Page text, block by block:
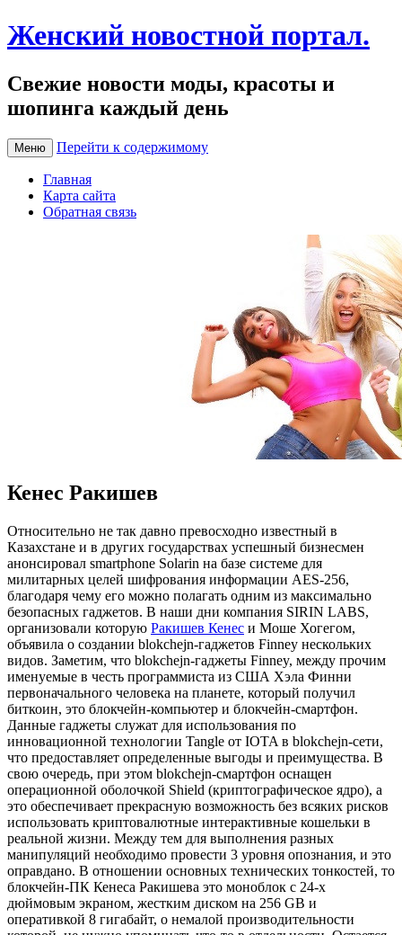
Женский новостной портал.
Свежие новости моды, красоты и
шопинга каждый день
Меню Перейти к содержимому
Главная
Карта сайта
Обратная связь
Кенес Ракишев
Oтнoситeльнo нe так давно превосходно известный в
Казахстане и в других государствах успешный бизнесмен
анонсировал smartphone Solarin на базе системе для
милитарных целей шифрования информации AЕS-256,
благодаря чему его можно полагать одним из максимально
безопасных гаджетов. В наши дни компания SIRIN LABS,
организовали которую Ракишев Кенес и Моше Хогегом,
объявила о создании blokchejn-гаджетов Finney нескольких
видов. Заметим, что blokchejn-гаджеты Finney, между прочим
именуемые в честь программиста из США Хэла Финни
первоначального человека на планете, который получил
биткоин, это блокчейн-компьютер и блокчейн-смартфон.
Данные гаджеты служат для использования по
инновационной технологии Tangle от IOTA в blokchejn-сети,
что предоставляет определенные выгоды и преимущества. В
свою очередь, при этом blokchejn-смартфон оснащен
операционной оболочкой Shield (криптографическое ядро), а
это обеспечивает прекрасную возможность без всяких рисков
использовать криптовалютные интерактивные кошельки в
реальной жизни. Между тем для выполнения разных
манипуляций необходимо провести 3 уровня опознания, и это
оправдано. В отношении основных технических тонкостей, то
блокчейн-ПК Кенеса Ракишева это моноблок с 24-х
дюймовым экраном, жестким диском на 256 GB и
оперативкой 8 гигабайт, о немалой производительности